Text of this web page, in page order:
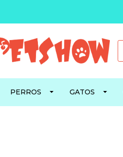
PERROS GATOS